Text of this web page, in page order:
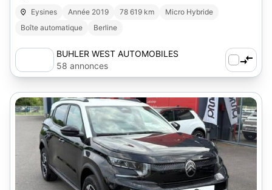
Eysines Année 2019 78 619 km
Micro Hybride
Boîte automatique
Berline
BUHLER WEST AUTOMOBILES
58 annonces